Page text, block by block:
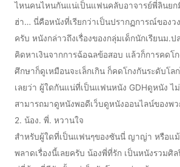
ไหนคนไหนกันแน่เป็นแฟนคลับอาจารย์พี่ลินย
ฮ่า… นี่คือหนังที่เรียกว่าเป็นปรากฏการณ์ของว
ครับ หนังกล่าวถึงเรื่องของกลุ่มเด็กนักเรียนม.
คิดหาเงินจากการฉ้อฉลข้อสอบ แล้วก็การคดโ
ศึกษาก็ดูเหมือนจะเล็กเกิน ก็คดโกงกันระดับโล
เลยว่า ผู้ใดกันแน่ที่เป็นแฟนหนัง GDHดูหนัง ไ
สามารถมาดูหนังพอดีเว็บดูหนังออนไลน์ของพว
2. น้อง. พี่. หวานใจ
สำหรับผู้ใดที่เป็นแฟนๆของซันนี่ ญาญ่า หรือแ
พลาดเรื่องนี้เลยครับ น้องพี่ที่รัก เป็นหนังรวมศิ